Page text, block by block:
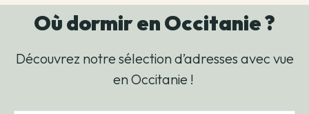
Où dormir en Occitanie ?
Découvrez notre sélection d’adresses avec vue
en Occitanie !